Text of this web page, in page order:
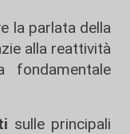
la parlata della
alla reattività
fondamentale
sulle principali